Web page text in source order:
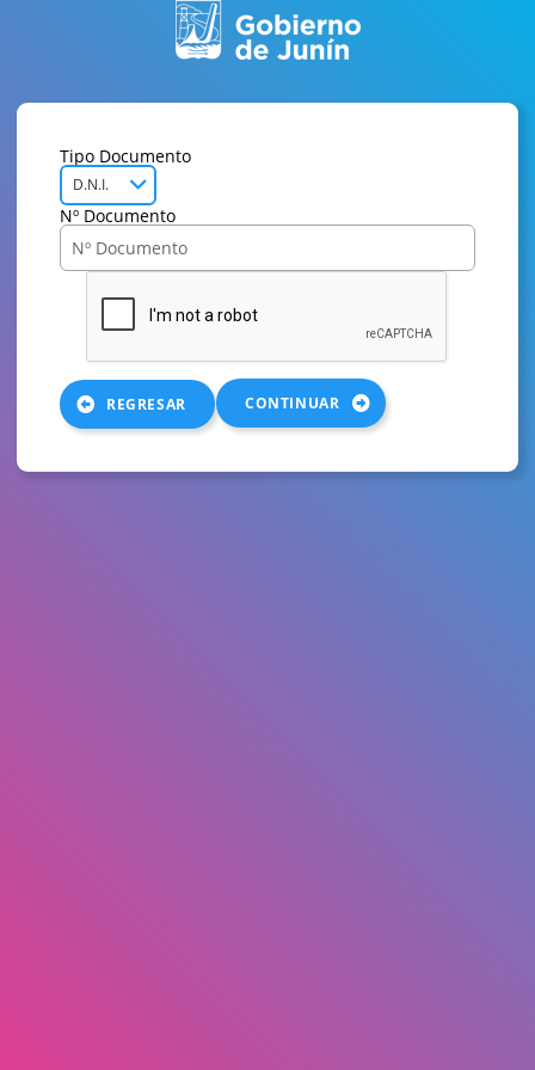
Tipo Documento
D.N.I.
Nº Documento
REGRESAR CONTINUAR